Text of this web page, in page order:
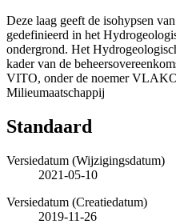
Deze laag geeft de isohypsen
gedefinieerd in het
ondergrond. Het
kader van de
VITO, onder de noemer
Milieumaatschappij
Standaard
Versiedatum (Wijzigingsdatum)
2021-05-10
Versiedatum (Creatiedatum)
2019-11-26